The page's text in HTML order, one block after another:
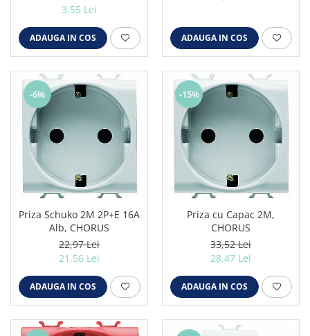
3,55 Lei
ADAUGA IN COS ADAUGA IN COS
-6%
Priza Schuko 2M 2P+E 16A
Alb, CHORUS
22,97 Lei
21,56 Lei
ADAUGA IN COS
-15%
Priza cu Capac 2M,
CHORUS
33,52 Lei
28,47 Lei
ADAUGA IN COS